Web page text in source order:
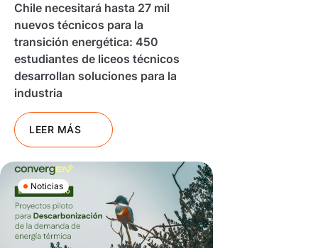
Chile necesitará hasta 27 mil
nuevos técnicos para la
transición energética: 450
estudiantes de liceos técnicos
desarrollan soluciones para la
industria
LEER MÁS
Noticias